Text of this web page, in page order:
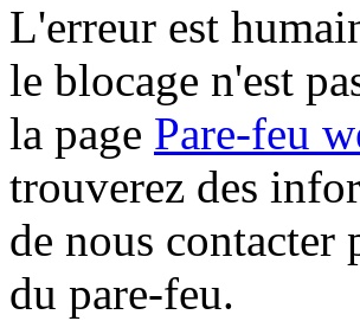
L'erreur est
le blocage n'est
la page Pare-feu
trouverez des
de nous contacter
du pare-feu.